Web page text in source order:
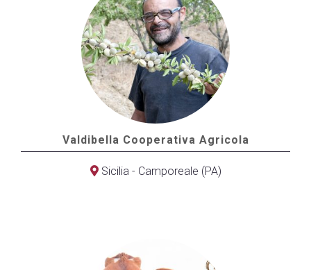
Valdibella Cooperativa Agricola
Sicilia - Camporeale (PA)